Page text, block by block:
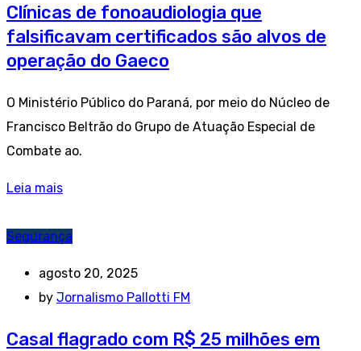
Clínicas de fonoaudiologia que
falsificavam certificados são alvos de
operação do Gaeco
O Ministério Público do Paraná, por meio do Núcleo de
Francisco Beltrão do Grupo de Atuação Especial de
Combate ao.
Leia mais
Segurança
agosto 20, 2025
by Jornalismo Pallotti FM
Casal flagrado com R$ 25 milhões em